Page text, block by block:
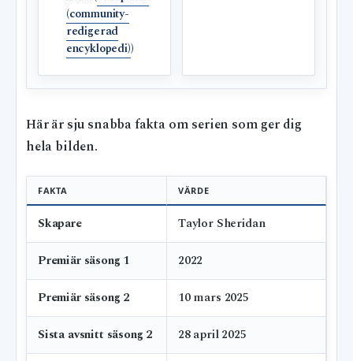
(community-
redigerad
encyklopedi))
Här är sju snabba fakta om serien som ger dig
hela bilden.
FAKTA VÄRDE
Skapare Taylor Sheridan
Premiär säsong 1 2022
Premiär säsong 2 10 mars 2025
Sista avsnitt säsong 2 28 april 2025